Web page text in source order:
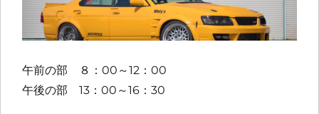
午前の部 ８：00～12：00
午後の部 13：00～16：30